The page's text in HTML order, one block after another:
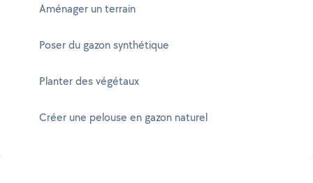
Aménager un terrain
Poser du gazon synthétique
Planter des végétaux
Créer une pelouse en gazon naturel